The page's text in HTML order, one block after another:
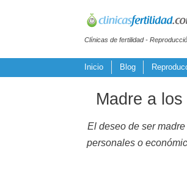
Clínicas de fertilidad -
Inicio Blog
Madre a
El deseo de ser
personales o